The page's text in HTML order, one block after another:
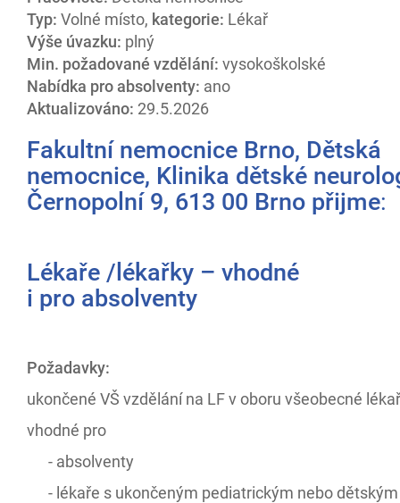
Typ: Volné místo, kategorie: Lékař
Výše úvazku: plný
Min. požadované vzdělání: vysokoškolské
Nabídka pro absolventy: ano
Aktualizováno: 29.5.2026
Fakultní nemocnice Brno, Dětská
nemocnice, Klinika dětské
Černopolní 9, 613 00 Brno přijme:
Lékaře /lékařky – vhodné
i pro absolventy
Požadavky:
ukončené VŠ vzdělání na LF v oboru všeobecné
vhodné pro
- absolventy
- lékaře s ukončeným pediatrickým nebo dětským